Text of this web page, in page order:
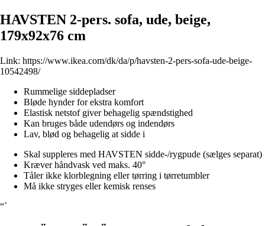
HAVSTEN 2-pers. sofa, ude, beige,
179x92x76 cm
Link: https://www.ikea.com/dk/da/p/havsten-2-pers-sofa-ude-beige-
10542498/
Rummelige siddepladser
Bløde hynder for ekstra komfort
Elastisk netstof giver behagelig spændstighed
Kan bruges både udendørs og indendørs
Lav, blød og behagelig at sidde i
Skal suppleres med HAVSTEN sidde-/rygpude (sælges separat)
Kræver håndvask ved maks. 40°
Tåler ikke klorblegning eller tørring i tørretumbler
Må ikke stryges eller kemisk renses
“`